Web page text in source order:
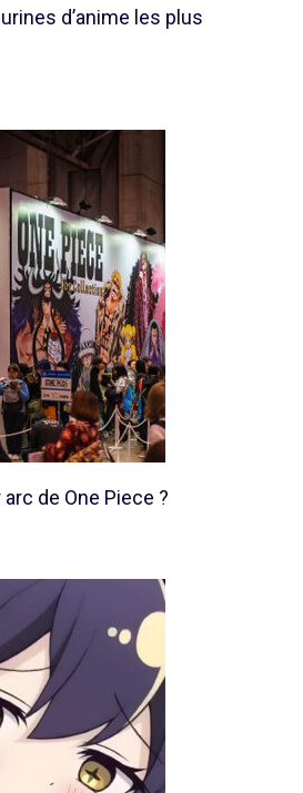
d’anime les plus
de One Piece ?